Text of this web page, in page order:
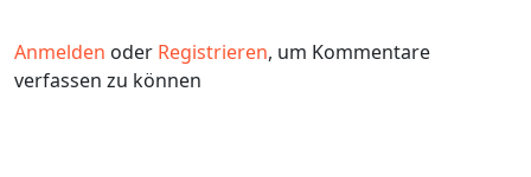
Anmelden oder Registrieren, um Kommentare
verfassen zu können